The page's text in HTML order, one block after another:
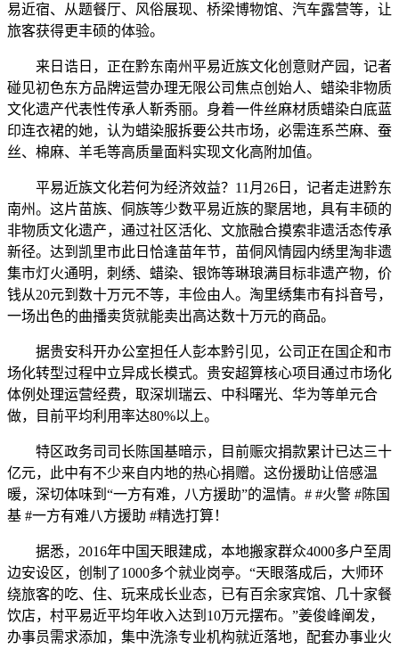
易近宿、从题餐厅、风俗展现、桥梁博物馆、汽车露营等，让
旅客获得更丰硕的体验。
来日诰日，正在黔东南州平易近族文化创意财产园，记者
碰见初色东方品牌运营办理无限公司焦点创始人、蜡染非物质
文化遗产代表性传承人靳秀丽。身着一件丝麻材质蜡染白底蓝
印连衣裙的她，认为蜡染服拆要公共市场，必需连系苎麻、蚕
丝、棉麻、羊毛等高质量面料实现文化高附加值。
平易近族文化若何为经济效益？11月26日，记者走进黔东
南州。这片苗族、侗族等少数平易近族的聚居地，具有丰硕的
非物质文化遗产，通过社区活化、文旅融合摸索非遗活态传承
新径。达到凯里市此日恰逢苗年节，苗侗风情园内绣里淘非遗
集市灯火通明，刺绣、蜡染、银饰等琳琅满目标非遗产物，价
钱从20元到数十万元不等，丰俭由人。淘里绣集市有抖音号，
一场出色的曲播卖货就能卖出高达数十万元的商品。
据贵安科开办公室担任人彭本黔引见，公司正在国企和市
场化转型过程中立异成长模式。贵安超算核心项目通过市场化
体例处理运营经费，取深圳瑞云、中科曙光、华为等单元合
做，目前平均利用率达80%以上。
特区政务司司长陈国基暗示，目前赈灾捐款累计已达三十
亿元，此中有不少来自内地的热心捐赠。这份援助让倍感温
暖，深切体味到“一方有难，八方援助”的温情。# #火警 #陈国
基 #一方有难八方援助 #精选打算！
据悉，2016年中国天眼建成，本地搬家群众4000多户至周
边安设区，创制了1000多个就业岗亭。“天眼落成后，大师环
绕旅客的吃、住、玩来成长业态，已有百余家宾馆、几十家餐
饮店，村平易近平均年收入达到10万元摆布。”姜俊峰阐发，
办事员需求添加，集中洗涤专业机构就近落地，配套办事业火